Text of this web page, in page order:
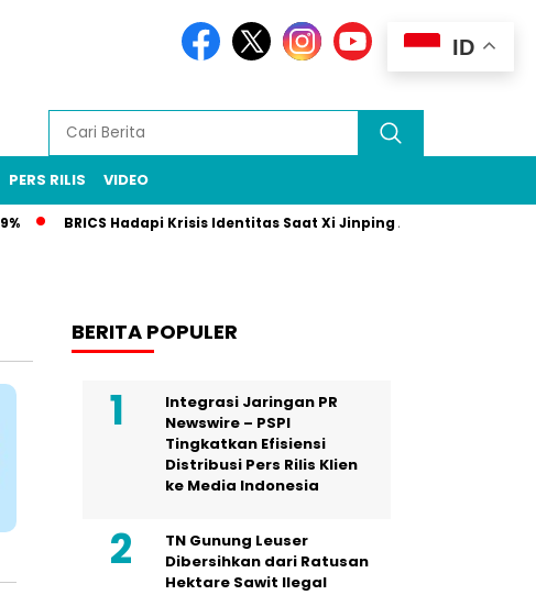
PERS RILIS VIDEO
BRICS Hadapi Krisis Identitas Saat Xi Jinping Absen di Pertemuan
BERITA POPULER
Integrasi Jaringan PR
Newswire – PSPI
Tingkatkan Efisiensi
Distribusi Pers Rilis Klien
ke Media Indonesia
TN Gunung Leuser
Dibersihkan dari Ratusan
Hektare Sawit Ilegal
ID